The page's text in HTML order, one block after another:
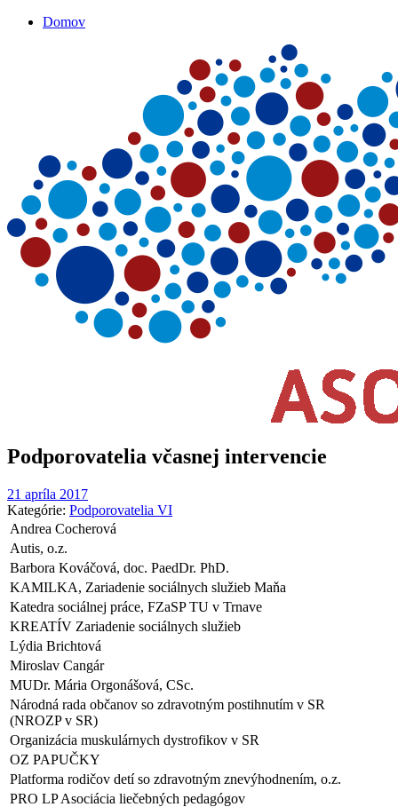
Domov
Podporovatelia včasnej intervencie
21 apríla 2017
Kategórie: Podporovatelia VI
Andrea Cocherová
Autis, o.z.
Barbora Kováčová, doc. PaedDr. PhD.
KAMILKA, Zariadenie sociálnych služieb Maňa
Katedra sociálnej práce, FZaSP TU v Trnave
KREATÍV Zariadenie sociálnych služieb
Lýdia Brichtová
Miroslav Cangár
MUDr. Mária Orgonášová, CSc.
Národná rada občanov so zdravotným postihnutím v SR
(NROZP v SR)
Organizácia muskulárnych dystrofikov v SR
OZ PAPUČKY
Platforma rodičov detí so zdravotným znevýhodnením, o.z.
PRO LP Asociácia liečebných pedagógov